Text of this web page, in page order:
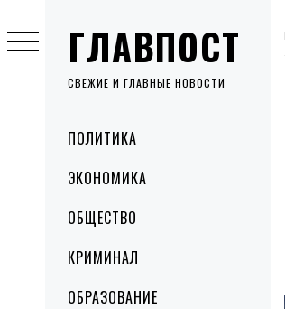
ГЛАВПОСТ
СВЕЖИЕ И ГЛАВНЫЕ НОВОСТИ
MenuПОЛИТИКА
ЭКОНОМИКА
ОБЩЕСТВО
КРИМИНАЛ
ОБРАЗОВАНИЕ
to
content